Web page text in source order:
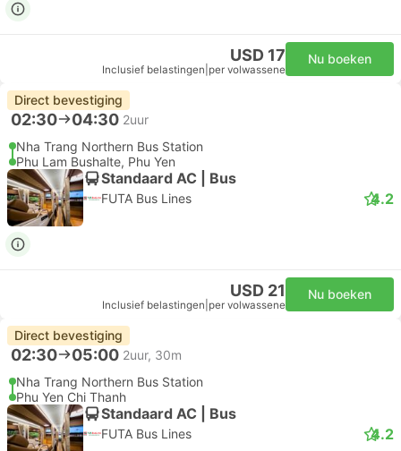
USD 17
Inclusief belastingen per volwassene
Nu boeken
Direct bevestiging
02:30 04:30 2uur
Nha Trang Northern Bus Station
Phu Lam Bushalte, Phu Yen
Standaard AC | Bus
FUTA Bus Lines 4.2
USD 21
Inclusief belastingen per volwassene
Nu boeken
Direct bevestiging
02:30 05:00 2uur, 30m
Nha Trang Northern Bus Station
Phu Yen Chi Thanh
Standaard AC | Bus
FUTA Bus Lines 4.2